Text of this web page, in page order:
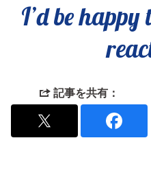
I’d be
記事を共有：